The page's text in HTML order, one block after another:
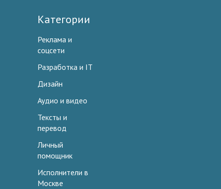
Категории
Реклама и
соцсети
Разработка и IT
Дизайн
Аудио и видео
Тексты и
перевод
Личный
помощник
Исполнители в
Москве